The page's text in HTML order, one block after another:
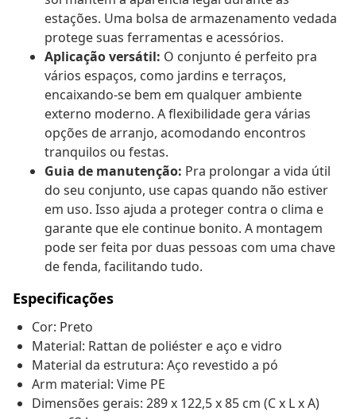
estações. Uma bolsa de armazenamento vedada
protege suas ferramentas e acessórios.
Aplicação versátil: O conjunto é perfeito pra
vários espaços, como jardins e terraços,
encaixando-se bem em qualquer ambiente
externo moderno. A flexibilidade gera várias
opções de arranjo, acomodando encontros
tranquilos ou festas.
Guia de manutenção: Pra prolongar a vida útil
do seu conjunto, use capas quando não estiver
em uso. Isso ajuda a proteger contra o clima e
garante que ele continue bonito. A montagem
pode ser feita por duas pessoas com uma chave
de fenda, facilitando tudo.
Especificações
Cor: Preto
Material: Rattan de poliéster e aço e vidro
Material da estrutura: Aço revestido a pó
Arm material: Vime PE
Dimensões gerais: 289 x 122,5 x 85 cm (C x L x A)